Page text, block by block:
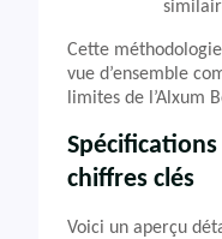
Cette
vue d’ensemble
limites de l’Alxum
chiffres clés
Voici un aperçu